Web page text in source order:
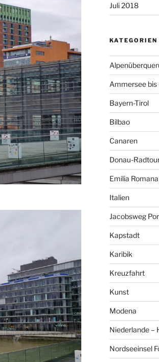
Juli 2018
KATEGORIEN
Ammersee bis
Bayern-Tirol
Bilbao
Canaren
Donau-
Emilia Romana
Italien
Jacobsweg
Kapstadt
Karibik
Kreuzfahrt
Kunst
Modena
Niederlande –
Nordseeinsel